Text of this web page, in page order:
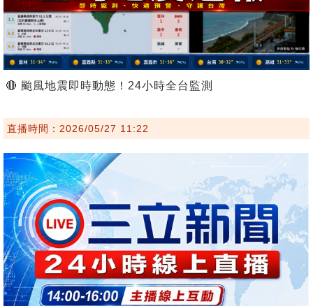
🔴 颱風地震即時動態！24小時全台監測
直播時間：2026/05/27 11:22